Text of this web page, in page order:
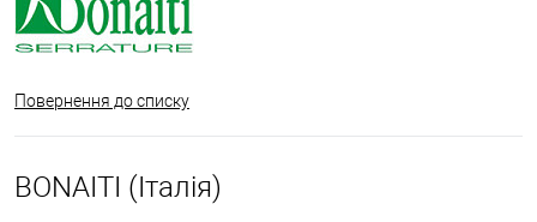
Повернення до списку
BONAITI (Італія)